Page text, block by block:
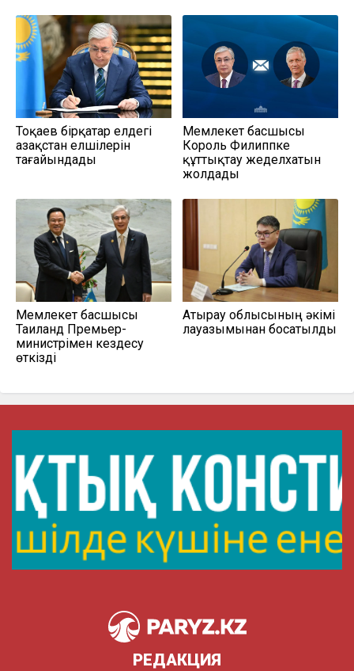
Тоқаев бірқатар елдегі
Қазақстан елшілерін
тағайындады
Мемлекет басшысы
Король Филиппке
құттықтау жеделхатын
жолдады
Мемлекет басшысы
Таиланд Премьер-
министрімен кездесу
өткізді
Атырау облысының әкімі
лауазымынан босатылды
РЕДАКЦИЯ